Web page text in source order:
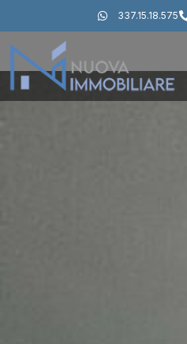
337.15.18.575